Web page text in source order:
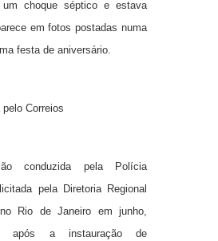
choque séptico e estava
em fotos postadas numa
festa de aniversário.
Correios
conduzida pela Polícia
pela Diretoria Regional
Rio de Janeiro em junho,
após a instauração de